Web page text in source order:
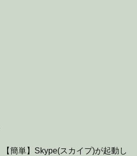
【簡単】Skype(スカイプ)が起動し